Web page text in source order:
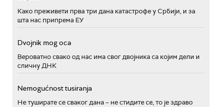
Како преживети прва три дана катастрофе у Србији, и за
шта нас припрема ЕУ
Dvojnik mog oca
Вероватно свако од нас има свог двојника са којим дели и
сличну ДНК
Nemogućnost tusiranja
Не туширате се сваког дана – не стидите се, то је здраво